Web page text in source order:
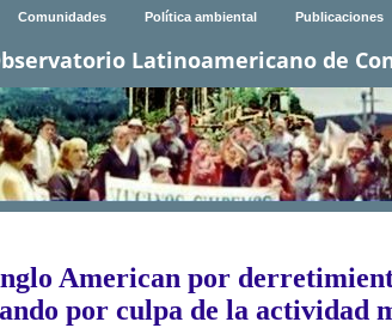
Comunidades Política ambiental Publicaciones
Latinoamericano de
American por
por culpa de la actividad